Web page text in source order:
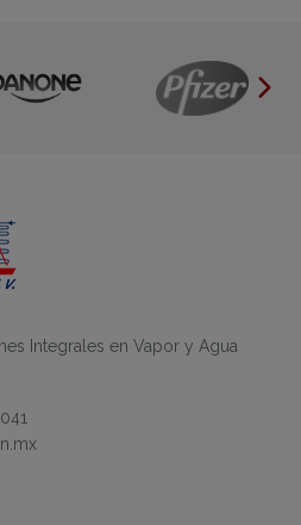
Integrales en Vapor y Agua